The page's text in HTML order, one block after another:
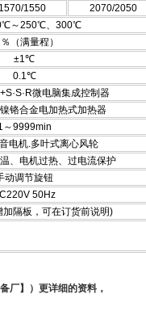
1570/1550 2070/2050
～250℃、300℃
（满量程）
±1℃
0.1℃
微电脑集成控制器
铬合金电加热式加热器
～9999min
电机.多叶式离心风轮
、电机过热、过电流保护
动调节旋钮
50Hz
加隔板 ，可在订货前说明)
厂】）更详细的资料，